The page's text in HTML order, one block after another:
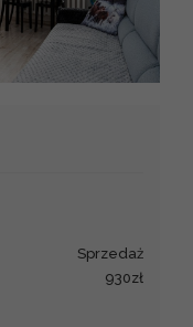
OpenStreetMap contributors © CARTO
sprzedaż
930zł